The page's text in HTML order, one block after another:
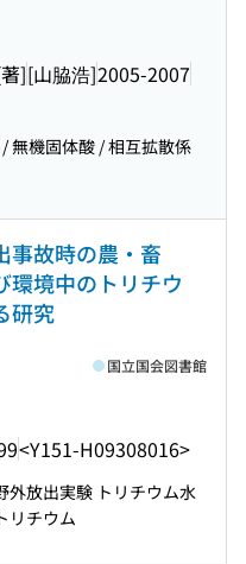
][山脇浩]2005-2007
無機固体酸 / 相互拡散係
事故時の農・畜
環境中のトリチウ
研究
<Y151-H09308016>
国立国会図書館
外放出実験 トリチウム水
リチウム